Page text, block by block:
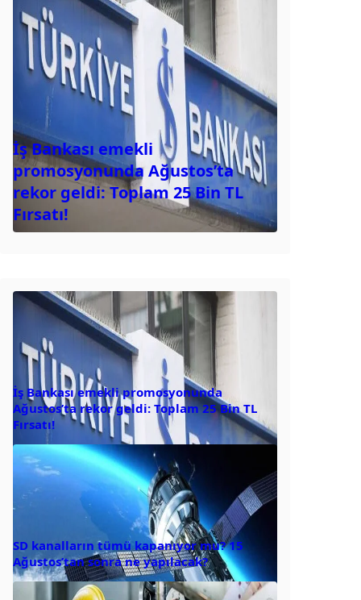
İş Bankası emekli
promosyonunda Ağustos’ta
rekor geldi: Toplam 25 Bin TL
Fırsatı!
İş Bankası emekli promosyonunda
Ağustos’ta rekor geldi: Toplam 25 Bin TL
Fırsatı!
SD kanalların tümü kapanıyor mu? 15
Ağustos’tan sonra ne yapılacak?